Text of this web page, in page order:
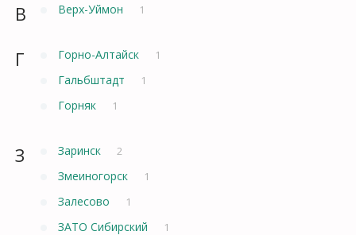
В Верх-Уймон 1
Г Горно-Алтайск 1
Гальбштадт 1
Горняк 1
З Заринск 2
Змеиногорск 1
Залесово 1
ЗАТО Сибирский 1